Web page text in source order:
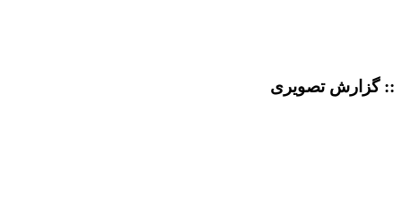
:: گزارش تصویری